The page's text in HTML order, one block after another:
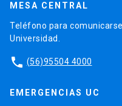
MESA CENTRAL
Teléfono para
Universidad.
phone (56)95504 4000
EMERGENCIAS UC